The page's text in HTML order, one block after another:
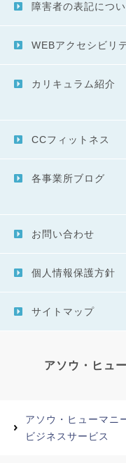
障害者の表記につい
WEBアクセシビリ
カリキュラム紹介
CCフィットネス
各事業所ブログ
お問い合わせ
個人情報保護方針
サイトマップ
アソウ・ヒュ
アソウ・ヒューマニ
ビジネスサービス